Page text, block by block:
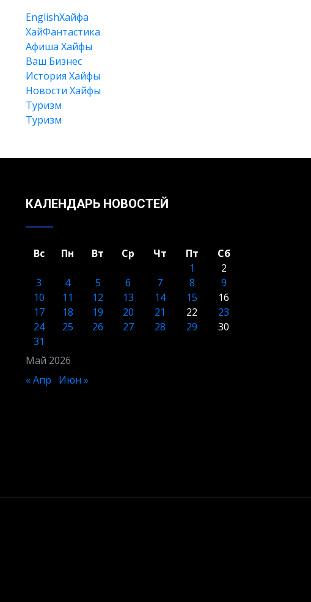
EnglishХайфа
XайФантастика
Афиша Хайфы
Ваш Бизнес
История Хайфы
Новости Хайфы
Туризм
Туризм
КАЛЕНДАРЬ НОВОСТЕЙ
Май 2026
Вс Пн Вт Ср Чт Пт
Сб
1
2
3
4 5 6 7 8
9
10
11 12 13 14 15
16
17
18 19 20 21 22
23
24
25 26 27 28 29
30
31
« Апр Июн »